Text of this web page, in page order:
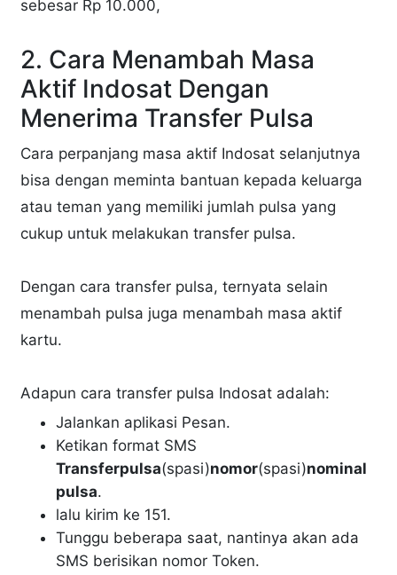
sebesar Rp 10.000,
2. Cara Menambah Masa
Aktif Indosat Dengan
Menerima Transfer Pulsa
Cara perpanjang masa aktif Indosat selanjutnya
bisa dengan meminta bantuan kepada keluarga
atau teman yang memiliki jumlah pulsa yang
cukup untuk melakukan transfer pulsa.
Dengan cara transfer pulsa, ternyata selain
menambah pulsa juga menambah masa aktif
kartu.
Adapun cara transfer pulsa Indosat adalah:
Jalankan aplikasi Pesan.
Ketikan format SMS
Transferpulsa(spasi)nomor(spasi)nominal
pulsa.
lalu kirim ke 151.
Tunggu beberapa saat, nantinya akan ada
SMS berisikan nomor Token.